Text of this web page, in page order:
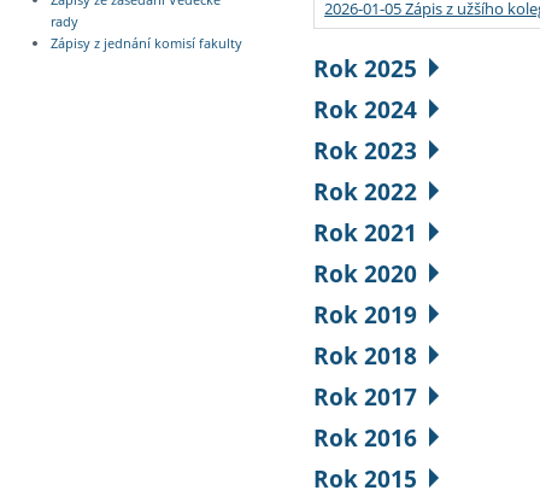
rady
Zápisy z jednání komisí fakulty
2026-01-05 Zápis z užšího
Rok 2025
Rok 2024
Rok 2023
Rok 2022
Rok 2021
Rok 2020
Rok 2019
Rok 2018
Rok 2017
Rok 2016
Rok 2015